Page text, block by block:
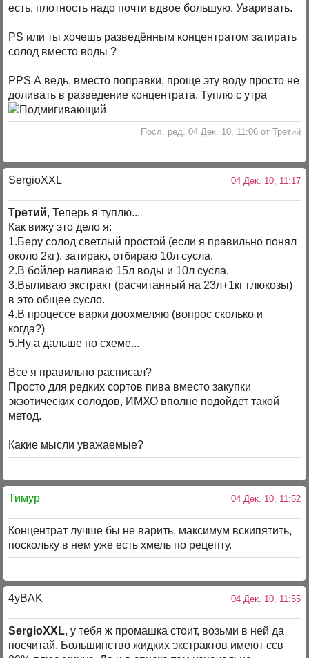
есть, плотность надо почти вдвое большую. Уваривать.
PS или ты хочешь разведённым концентратом затирать
солод вместо воды ?
PPS А ведь, вместо поправки, проще эту воду просто не
доливать в разведение концентрата. Туплю с утра
Посл. ред. 04 Дек. 10, 11:06 от Третий
SergioXXL 04 Дек. 10, 11:17
Третий, Теперь я туплю...
Как вижу это дело я:
1.Беру солод светлый простой (если я правильно понял
около 2кг), затираю, отбираю 10л сусла.
2.В бойлер наливаю 15л воды и 10л сусла.
3.Выливаю экстракт (расчитанный на 23л+1кг глюкозы)
в это общее сусло.
4.В процессе варки доохмеляю (вопрос сколько и
когда?)
5.Ну а дальше по схеме...
Все я правильно расписал?
Просто для редких сортов пива вместо закупки
экзотических солодов, ИМХО вполне подойдет такой
метод.
Какие мысли уважаемые?
Тимур 04 Дек. 10, 11:52
Концентрат лучше бы не варить, максимум вскипятить,
поскольку в нем уже есть хмель по рецепту.
4yBAK 04 Дек. 10, 11:55
SergioXXL, у тебя ж промашка стоит, возьми в ней да
посчитай. Большинство жидких экстрактов имеют ссв